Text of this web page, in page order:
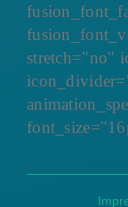
stretch="no"